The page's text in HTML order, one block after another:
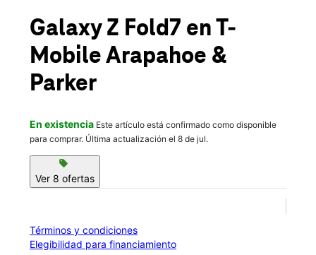
location_on
15735 East Arapahoe Rd Ste 4 And 5 Centennial, CO 80016
Galaxy Z Fold7 en T-
MobileArapahoe &
Parker
En existencia Este artículo está confirmado como disponible
para comprar. Última actualización el 8 de jul.
sell
Ver 8 ofertas
Términos y condiciones
Elegibilidad para financiamiento